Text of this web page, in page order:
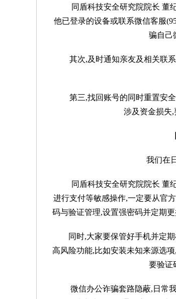
同盾科技安全研究院院长 董
他已登录的设备或联系微信客服
骗自己
其次,及时通知亲友及相关联
第三,找回账号的同时重置安
涉及资金损失,
我们在
同盾科技安全研究院院长 董
进行支付等敏感操作,一定要从官
码与验证管理,设置强密码并定期
同时,大家要保管好手机并定
高风险功能,比如安装未知来源选
要验证
微信办公诈骗套路隐蔽,日常